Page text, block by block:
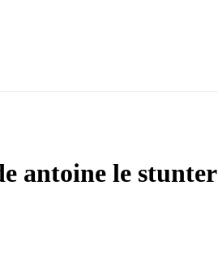
antoine le stunter